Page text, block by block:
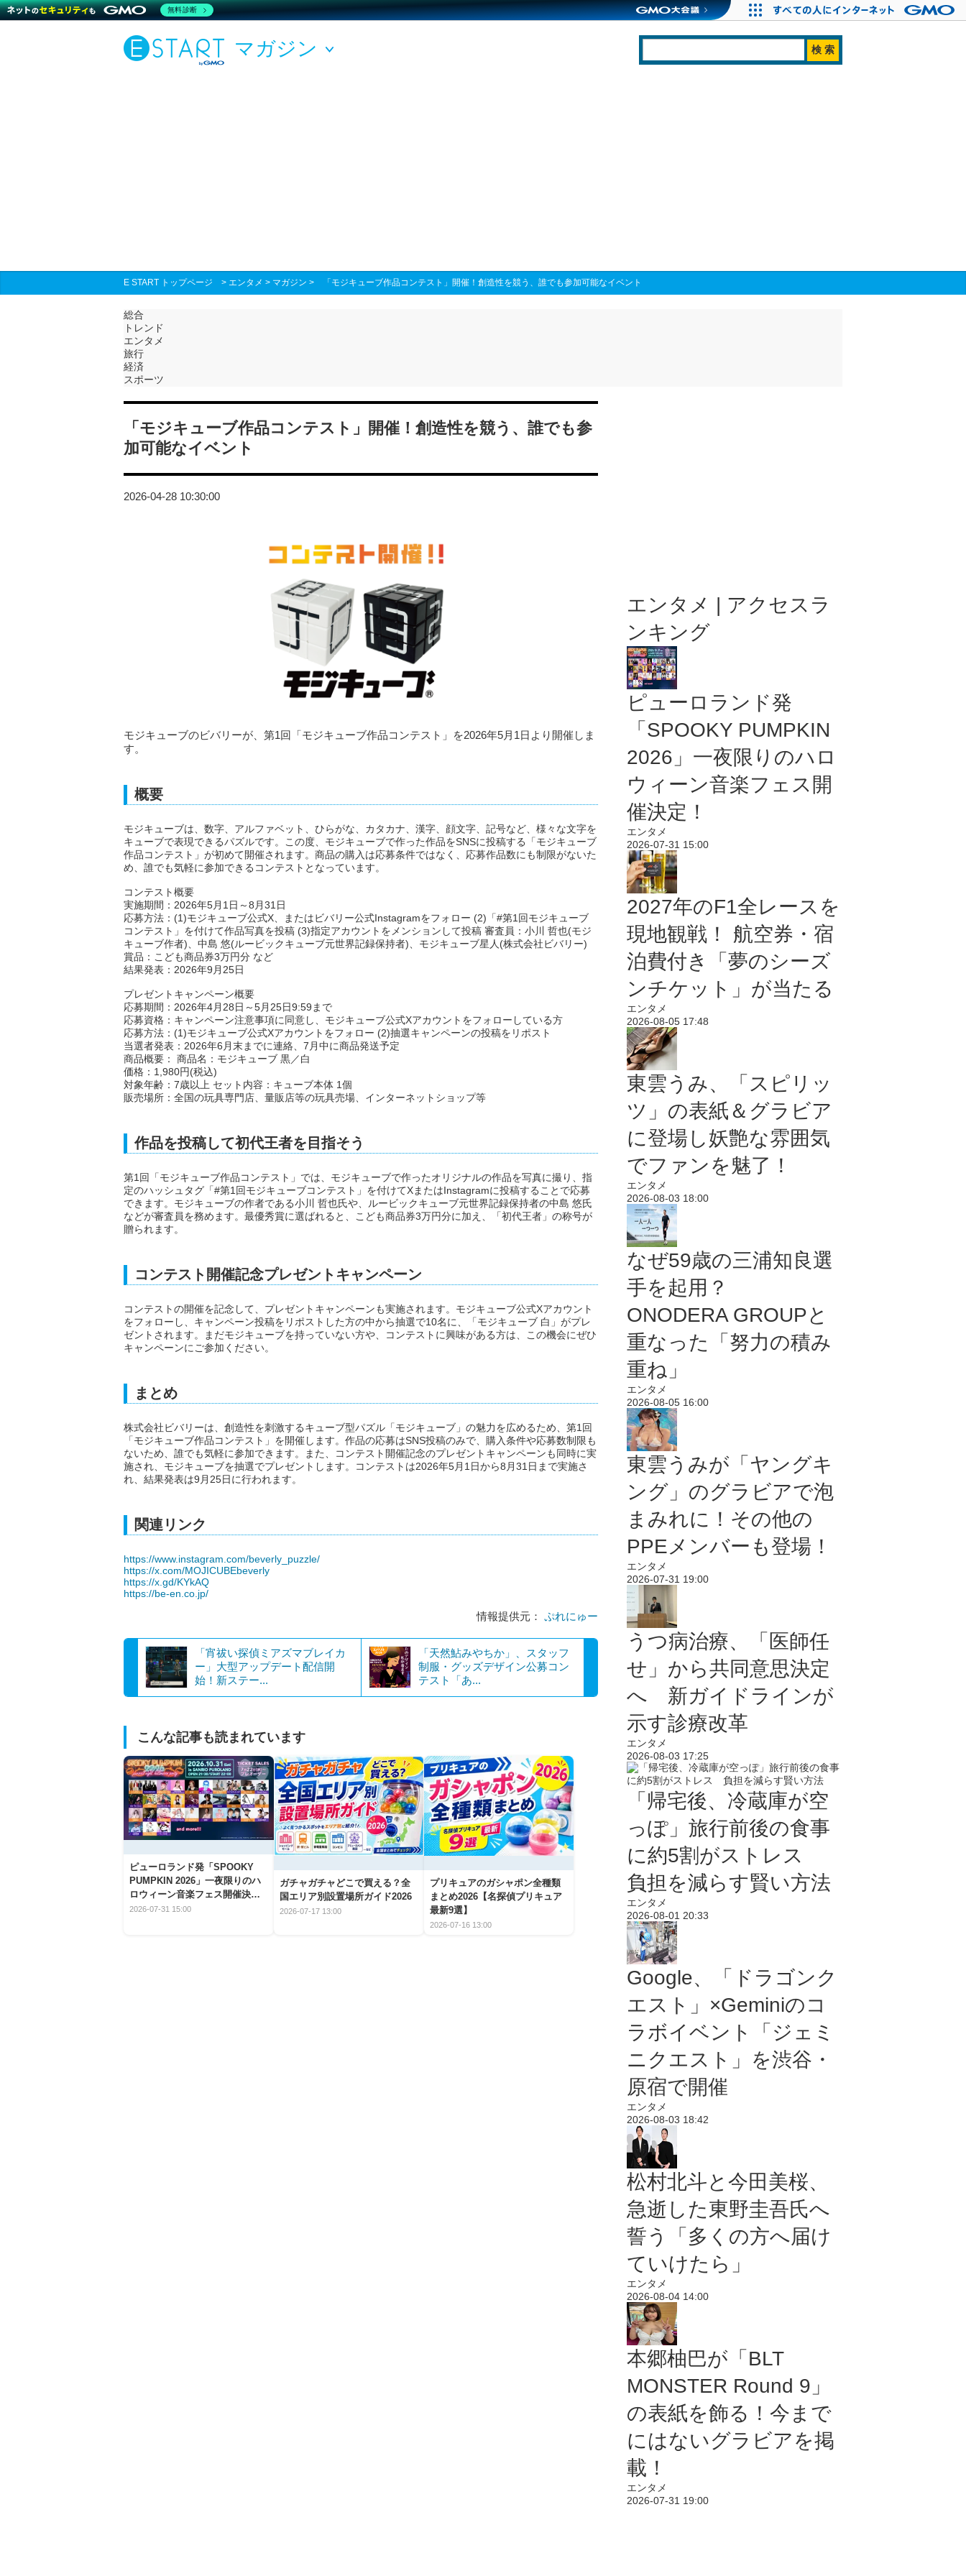
マガジン
E START トップページ > エンタメ > マガジン > 「モジキューブ作品コンテスト」開催！創造性を競う、誰でも参加可能なイベント
総合
トレンド
エンタメ
旅行
経済
スポーツ
「モジキューブ作品コンテスト」開催！創造性を競う、誰でも参
加可能なイベント
2026-04-28 10:30:00
モジキューブのビバリーが、第1回「モジキューブ作品コンテスト」を2026年5月1日より開催しま
す。
概要
モジキューブは、数字、アルファベット、ひらがな、カタカナ、漢字、顔文字、記号など、様々な文字を
キューブで表現できるパズルです。この度、モジキューブで作った作品をSNSに投稿する「モジキューブ
作品コンテスト」が初めて開催されます。商品の購入は応募条件ではなく、応募作品数にも制限がないた
め、誰でも気軽に参加できるコンテストとなっています。
コンテスト概要
実施期間：2026年5月1日～8月31日
応募方法：(1)モジキューブ公式X、またはビバリー公式Instagramをフォロー (2)「#第1回モジキューブ
コンテスト」を付けて作品写真を投稿 (3)指定アカウントをメンションして投稿 審査員：小川 哲也(モジ
キューブ作者)、中島 悠(ルービックキューブ元世界記録保持者)、モジキューブ星人(株式会社ビバリー)
賞品：こども商品券3万円分 など
結果発表：2026年9月25日
プレゼントキャンペーン概要
応募期間：2026年4月28日～5月25日9:59まで
応募資格：キャンペーン注意事項に同意し、モジキューブ公式Xアカウントをフォローしている方
応募方法：(1)モジキューブ公式Xアカウントをフォロー (2)抽選キャンペーンの投稿をリポスト
当選者発表：2026年6月末までに連絡、7月中に商品発送予定
商品概要： 商品名：モジキューブ 黒／白
価格：1,980円(税込)
対象年齢：7歳以上 セット内容：キューブ本体 1個
販売場所：全国の玩具専門店、量販店等の玩具売場、インターネットショップ等
作品を投稿して初代王者を目指そう
第1回「モジキューブ作品コンテスト」では、モジキューブで作ったオリジナルの作品を写真に撮り、指
定のハッシュタグ「#第1回モジキューブコンテスト」を付けてXまたはInstagramに投稿することで応募
できます。モジキューブの作者である小川 哲也氏や、ルービックキューブ元世界記録保持者の中島 悠氏
などが審査員を務めます。最優秀賞に選ばれると、こども商品券3万円分に加え、「初代王者」の称号が
贈られます。
コンテスト開催記念プレゼントキャンペーン
コンテストの開催を記念して、プレゼントキャンペーンも実施されます。モジキューブ公式Xアカウント
をフォローし、キャンペーン投稿をリポストした方の中から抽選で10名に、「モジキューブ 白」がプレ
ゼントされます。まだモジキューブを持っていない方や、コンテストに興味がある方は、この機会にぜひ
キャンペーンにご参加ください。
まとめ
株式会社ビバリーは、創造性を刺激するキューブ型パズル「モジキューブ」の魅力を広めるため、第1回
「モジキューブ作品コンテスト」を開催します。作品の応募はSNS投稿のみで、購入条件や応募数制限も
ないため、誰でも気軽に参加できます。また、コンテスト開催記念のプレゼントキャンペーンも同時に実
施され、モジキューブを抽選でプレゼントします。コンテストは2026年5月1日から8月31日まで実施さ
れ、結果発表は9月25日に行われます。
関連リンク
https://www.instagram.com/beverly_puzzle/
https://x.com/MOJICUBEbeverly
https://x.gd/KYkAQ
https://be-en.co.jp/
情報提供元： ぷれにゅー
「宵祓い探偵ミアズマブレイカ
ー」大型アップデート配信開
始！新ステー...
「天然鮎みやちか」、スタッフ
制服・グッズデザイン公募コン
テスト「あ...
こんな記事も読まれています
ピューロランド発「SPOOKY
PUMPKIN 2026」一夜限りのハ
ロウィーン音楽フェス開催決
定！
2026-07-31 15:00
ガチャガチャどこで買える？全
国エリア別設置場所ガイド2026
2026-07-17 13:00
プリキュアのガシャポン全種類
まとめ2026【名探偵プリキュア
最新9選】
2026-07-16 13:00
エンタメ | アクセスラ
ンキング
ピューロランド発
「SPOOKY PUMPKIN
2026」一夜限りのハロ
ウィーン音楽フェス開
催決定！
エンタメ
2026-07-31 15:00
2027年のF1全レースを
現地観戦！ 航空券・宿
泊費付き「夢のシーズ
ンチケット」が当たる
エンタメ
2026-08-05 17:48
東雲うみ、「スピリッ
ツ」の表紙＆グラビア
に登場し妖艶な雰囲気
でファンを魅了！
エンタメ
2026-08-03 18:00
なぜ59歳の三浦知良選
手を起用？
ONODERA GROUPと
重なった「努力の積み
重ね」
エンタメ
2026-08-05 16:00
東雲うみが「ヤングキ
ング」のグラビアで泡
まみれに！その他の
PPEメンバーも登場！
エンタメ
2026-07-31 19:00
うつ病治療、「医師任
せ」から共同意思決定
へ 新ガイドラインが
示す診療改革
エンタメ
2026-08-03 17:25
「帰宅後、冷蔵庫が空
っぽ」旅行前後の食事
に約5割がストレス
負担を減らす賢い方法
エンタメ
2026-08-01 20:33
Google、「ドラゴンク
エスト」×Geminiのコ
ラボイベント「ジェミ
ニクエスト」を渋谷・
原宿で開催
エンタメ
2026-08-03 18:42
松村北斗と今田美桜、
急逝した東野圭吾氏へ
誓う「多くの方へ届け
ていけたら」
エンタメ
2026-08-04 14:00
本郷柚巴が「BLT
MONSTER Round 9」
の表紙を飾る！今まで
にはないグラビアを掲
載！
エンタメ
2026-07-31 19:00
無料診断